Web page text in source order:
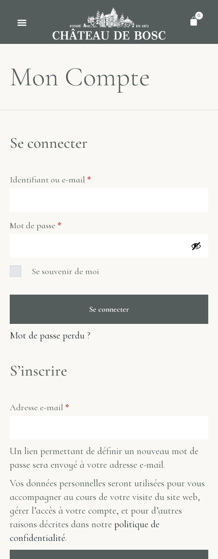
0
Mon Compte
Se connecter
Identifiant ou e-mail *
Mot de passe *
Se souvenir de moi
Se connecter
Mot de passe perdu ?
S’inscrire
Adresse e-mail *
Un lien permettant de définir un nouveau mot de
passe sera envoyé à votre adresse e-mail.
Vos données personnelles seront utilisées pour vous
accompagner au cours de votre visite du site web,
gérer l’accès à votre compte, et pour d’autres
raisons décrites dans notre politique de
confidentialité.